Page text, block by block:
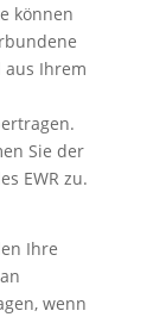
können
Ihrem
Sie der
EWR zu.
Ihre
wenn